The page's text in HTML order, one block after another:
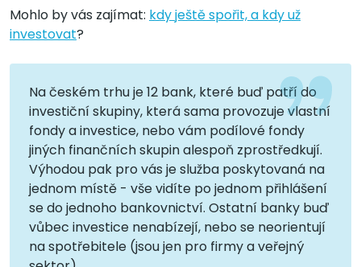
Mohlo by vás zajímat: kdy ještě spořit, a kdy už
investovat?
Na českém trhu je 12 bank, které buď patří do
investiční skupiny, která sama provozuje vlastní
fondy a investice, nebo vám podílové fondy
jiných finančních skupin alespoň zprostředkují.
Výhodou pak pro vás je služba poskytovaná na
jednom místě - vše vidíte po jednom přihlášení
se do jednoho bankovnictví. Ostatní banky buď
vůbec investice nenabízejí, nebo se neorientují
na spotřebitele (jsou jen pro firmy a veřejný